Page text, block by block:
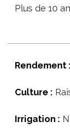
Plus de 10
Rendement :
Culture :
Irrigation :